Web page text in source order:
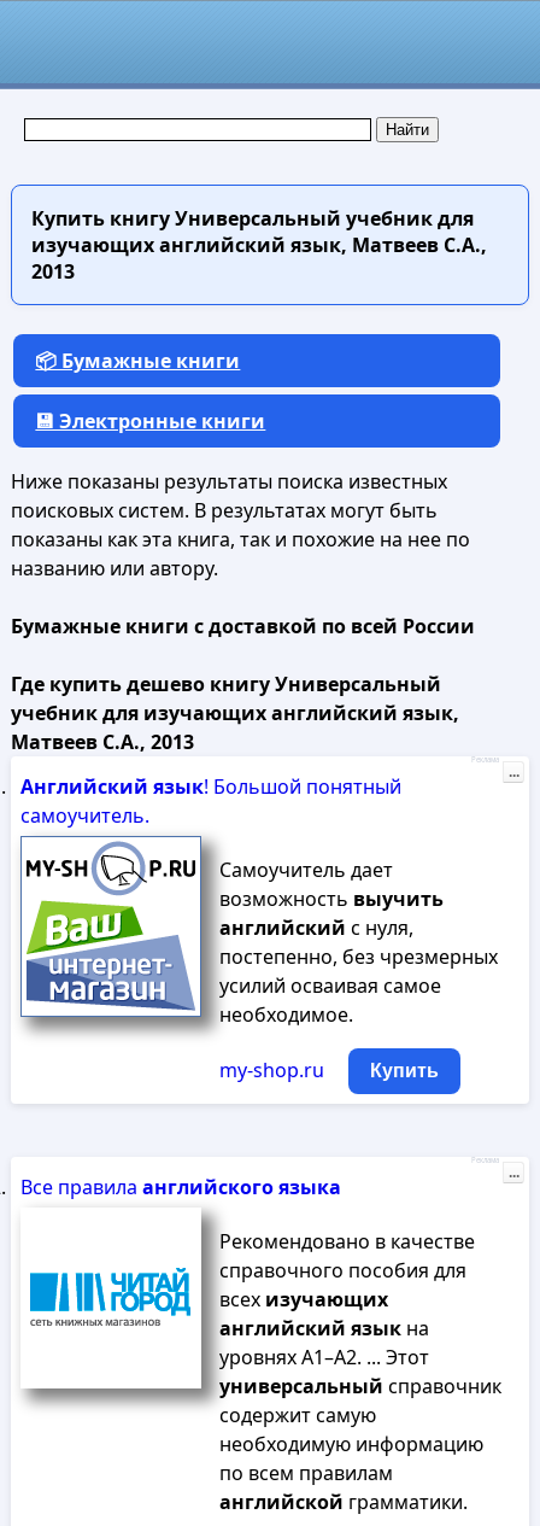
Купить книгуУниверсальный учебник для
изучающих английский язык, Матвеев С.А.,
2013
📦 Бумажные книги
💾 Электронные книги
Ниже показаны результаты поиска известных
поисковых систем. В результатах могут быть
показаны как эта книга, так и похожие на нее по
названию или автору.
Бумажные книги с доставкой по всей России
Где купить дешево книгу Универсальный
учебник для изучающих английский язык,
Матвеев С.А., 2013
Английский язык! Большой понятный
самоучитель.
Самоучитель дает
возможность выучить
английский с нуля,
постепенно, без чрезмерных
усилий осваивая самое
необходимое.
my-shop.ru Купить
Реклама
...
Все правила английскогоязыка
Рекомендовано в качестве
справочного пособия для
всех изучающих
английский языкна
уровнях A1–A2. ... Этот
универсальный справочник
содержит самую
необходимую информацию
по всем правилам
английской грамматики.
Реклама
...